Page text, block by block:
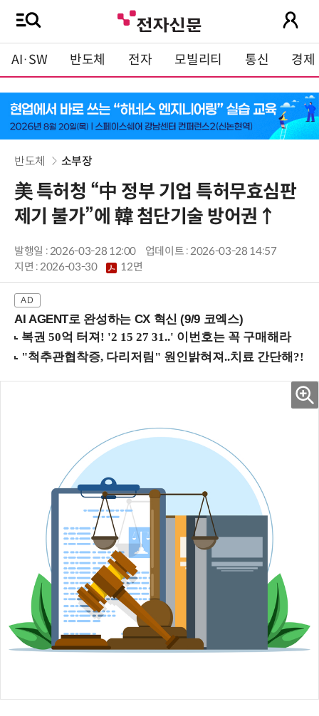
AI·SW 반도체 전자 모빌리티 통신 경제
반도체 소부장
美 특허청 “中 정부 기업 특허무효심판
제기 불가”에 韓 첨단기술 방어권↑
발행일 : 2026-03-28 12:00
업데이트 : 2026-03-28 14:57
지면 :2026-03-30 12면
AI AGENT로 완성하는 CX 혁신 (9/9 코엑스)